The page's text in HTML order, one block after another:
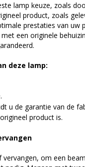
lamp keuze, zoals
product, zoals
prestaties van uw
een originele
deze lamp:
u de garantie van de
product is.
om een